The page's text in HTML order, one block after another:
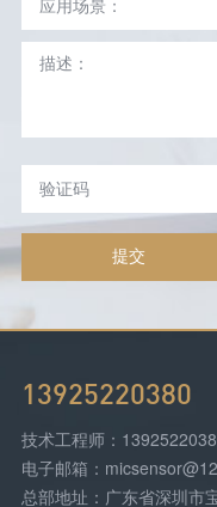
提交
13925220380
技术工程师：
电子邮箱：
总部地址：广东省深圳市